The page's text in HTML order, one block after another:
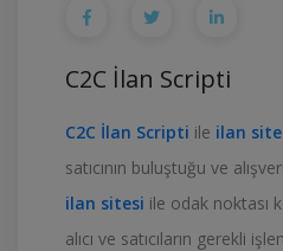
C2C İlan Scripti
C2C İlan Scripti ile ilan
satıcının buluştuğu ve
ilan sitesi ile odak noktası
alıcı ve satıcıların gerekli